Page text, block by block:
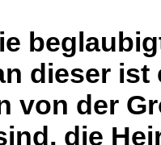
dieser
von der
die